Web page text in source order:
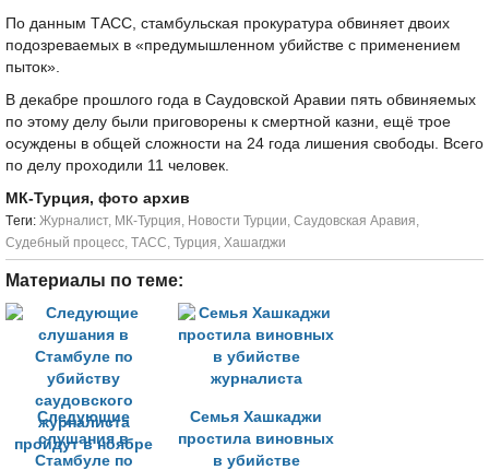
По данным ТАСС, стамбульская прокуратура обвиняет двоих
подозреваемых в «предумышленном убийстве с применением
пыток».
В декабре прошлого года в Саудовской Аравии пять обвиняемых
по этому делу были приговорены к смертной казни, ещё трое
осуждены в общей сложности на 24 года лишения свободы. Всего
по делу проходили 11 человек.
МК-Турция, фото архив
Tеги: Журналист, МК-Турция, Новости Турции, Саудовская Аравия,
Судебный процесс, ТАСС, Турция, Хашагджи
Материалы по теме:
Следующие
слушания в
Стамбуле по
Семья Хашкаджи
простила виновных
в убийстве